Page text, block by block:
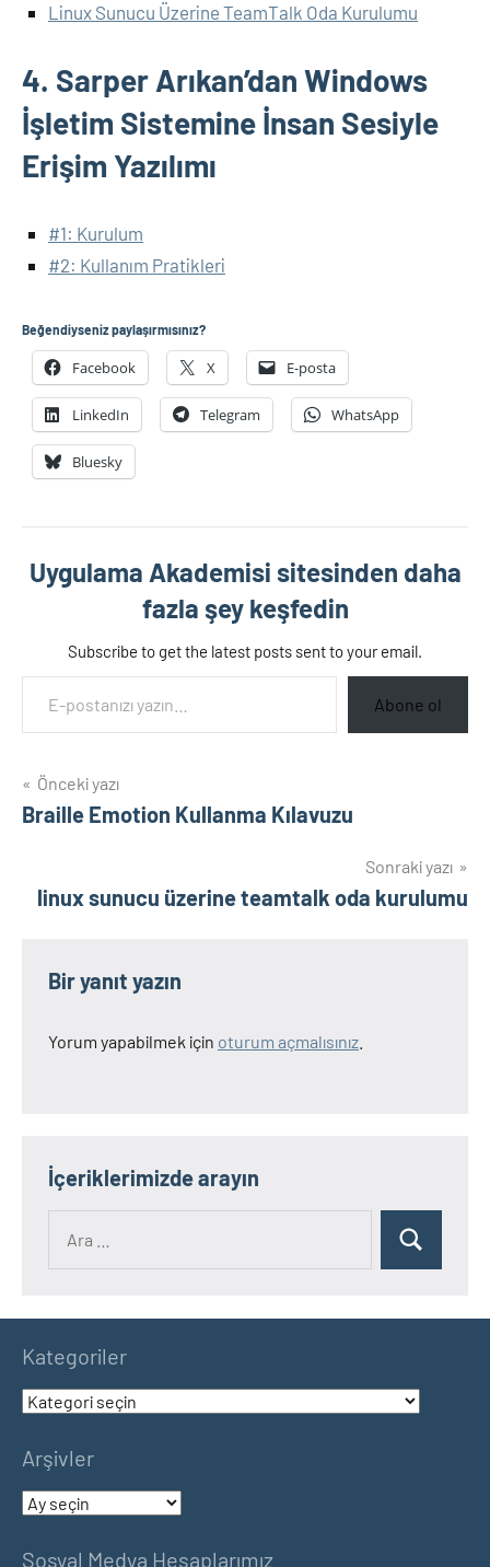
Linux Sunucu Üzerine TeamTalk Oda Kurulumu
4. Sarper Arıkan’dan Windows
İşletim Sistemine İnsan Sesiyle
Erişim Yazılımı
#1: Kurulum
#2: Kullanım Pratikleri
Beğendiyseniz paylaşırmısınız?
Facebook X E-posta
LinkedIn Telegram WhatsApp
Bluesky
Uygulama Akademisi sitesinden daha
fazla şey keşfedin
Subscribe to get the latest posts sent to your email.
E-postanızı yazın…
Abone ol
Yazı
gezinmesi
Önceki yazı
Braille Emotion Kullanma Kılavuzu
Sonraki yazı
linux sunucu üzerine teamtalk oda kurulumu
Bir yanıt yazın
Yorum yapabilmek için oturum açmalısınız
İçeriklerimizde arayın
Ara
Kategoriler
Kategoriler
Arşivler
Arşivler
Sosyal Medya Hesaplarımız